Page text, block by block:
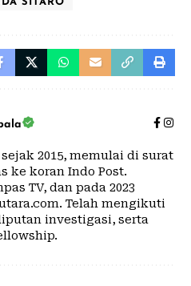
SITARO
2015, memulai di surat
ke koran Indo Post.
TV, dan pada 2023
Telah mengikuti
investigasi, serta